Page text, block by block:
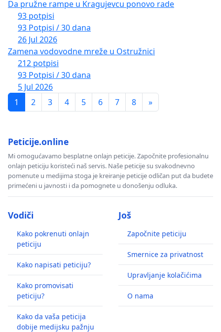
Da pružne rampe u Kragujevcu ponovo rade
93 potpisi
93 Potpisi / 30 dana
26 Jul 2026
Zamena vodovodne mreže u Ostružnici
212 potpisi
93 Potpisi / 30 dana
5 Jul 2026
1
2 3 4 5 6 7 8 »
Peticije.online
Mi omogućavamo besplatne onlajn peticije. Započnite profesionalnu
onlajn peticiju koristeći naš servis. Naše peticije su svakodnevno
pomenute u medijima stoga je kreiranje peticije odličan put da budete
primećeni u javnosti i da pomognete u donošenju odluka.
Vodiči
Kako pokrenuti onlajn
peticiju
Kako napisati peticiju?
Kako promovisati
peticiju?
Kako da vaša peticija
dobije medijsku pažnju
Još
Započnite peticiju
Smernice za privatnost
Upravljanje kolačićima
O nama